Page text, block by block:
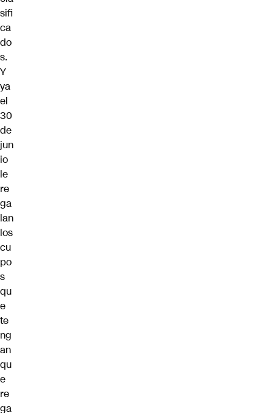
sifi
ca
do
s.
Y
ya
el
30
de
jun
io
le
re
ga
lan
los
cu
po
s
qu
e
te
ng
an
qu
e
re
ga